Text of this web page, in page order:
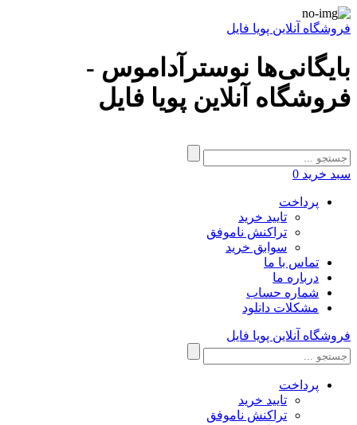
فروشگاه آنلاین پویا فایل
بایگانی‌ها نوسترآداموس -
فروشگاه آنلاین پویا فایل
سبد خرید 0
پرداخت
تایید خرید
تراکنش ناموفق
سوابق خرید
تماس با ما
درباره ما
شماره حساب
مشکلات دانلود
فروشگاه آنلاین پویا فایل
پرداخت
تایید خرید
تراکنش ناموفق